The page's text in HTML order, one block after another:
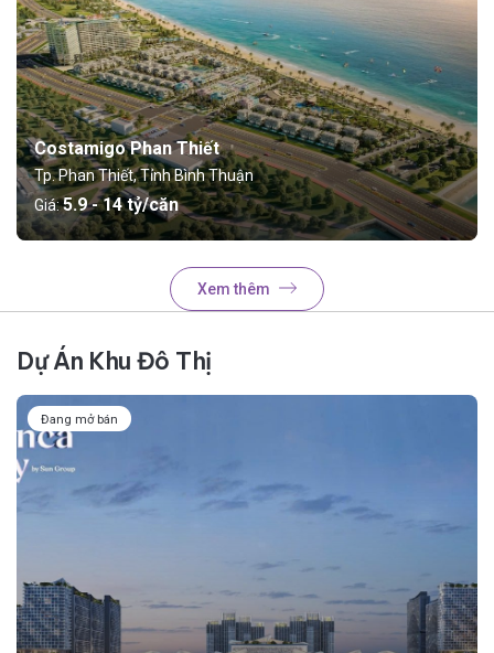
Costamigo Phan Thiết
Tp. Phan Thiết, Tỉnh Bình Thuận
Giá:5.9 - 14 tỷ/căn
Xem thêm
Dự Án Khu Đô Thị
Đang mở bán